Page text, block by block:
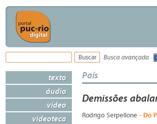
Busca avançada
texto
áudio
vídeo
videoteca
País
Demissões
Rodrigo Serpellone - Do